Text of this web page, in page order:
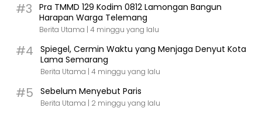
#3
Pra TMMD 129 Kodim 0812 Lamongan Bangun
Harapan Warga Telemang
Berita Utama | 4 minggu yang lalu
#4
Spiegel, Cermin Waktu yang Menjaga Denyut Kota
Lama Semarang
Berita Utama | 4 minggu yang lalu
#5 Sebelum Menyebut Paris
Berita Utama | 2 minggu yang lalu